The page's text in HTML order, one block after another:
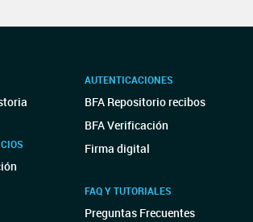
AUTENTICACIONES
BFA Repositorio recibos
BFA Verificación
Firma digital
FAQ Y TUTORIALES
Preguntas Frecuentes